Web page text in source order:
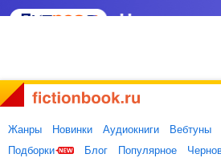
Жанры Новинки Аудиокниги Вебтуны
Подборки
Блог Популярное